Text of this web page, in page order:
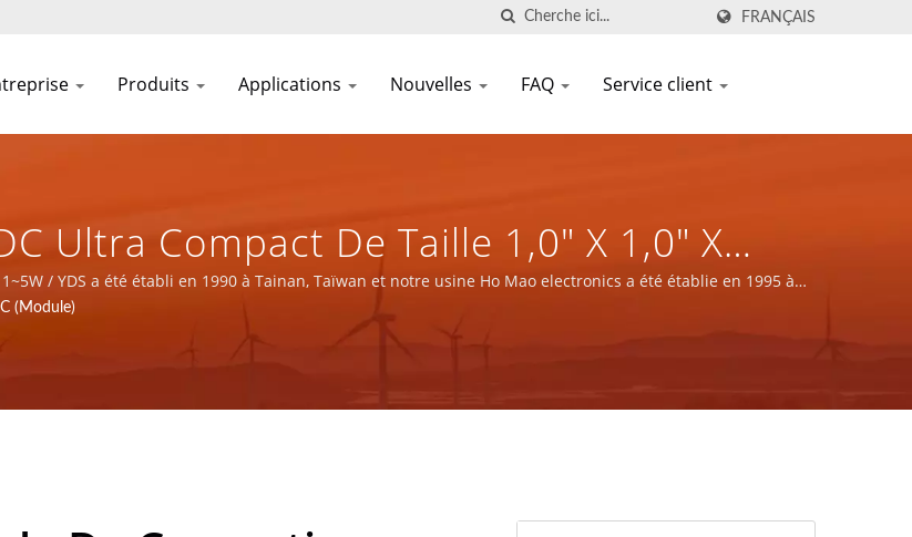
FRANÇAIS
Produits Applications Nouvelles FAQ Service client
Ultra Compact De Taille 1,0" X 1,0" X
Principal AC Et Contrôle Industriel
D'alimentations Et De Composants
/ YDS a été établi en 1990 à Tainan, Taïwan et notre usine Ho Mao electronics a été établie en 1995 à
ISO 9001, ISO 14001 et IATF16949.
(Module)